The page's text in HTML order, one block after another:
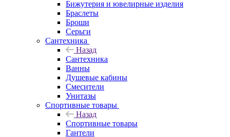
Бижутерия и ювелирные изделия
Браслеты
Броши
Серьги
Сантехника
Назад
Сантехника
Ванны
Душевые кабины
Смесители
Унитазы
Спортивные товары
Назад
Спортивные товары
Гантели